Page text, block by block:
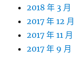
2018 年 3 月
2017 年 12 月
2017 年 11 月
2017 年 9 月